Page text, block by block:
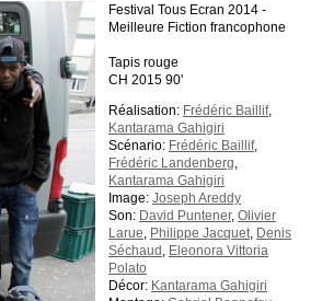
Festival Tous Ecran 2014 -
Meilleure Fiction francophone
Tapis rouge
CH 2015 90'
Réalisation: Frédéric Baillif,
Kantarama Gahigiri
Scénario: Frédéric Baillif,
Frédéric Landenberg
Kantarama Gahigiri
Image: Joseph Areddy
Son: David Puntener, Olivier
Larue Philippe Jacquet Denis
Séchaud Eleonora Vittoria
Polato
Décor: Kantarama Gahigiri